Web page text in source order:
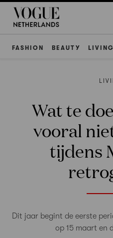
FASHION BEAUTY LIVING
Wat te
vooral
tijdens
Dit jaar begint de eerste
op 15 maart en